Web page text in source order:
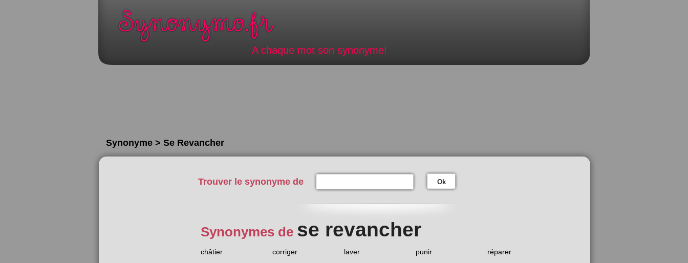
A chaque mot son synonyme!
Synonyme > Se Revancher
Trouver le synonyme de Ok
Synonymes de se revancher
châtier corriger laver punir
réparer